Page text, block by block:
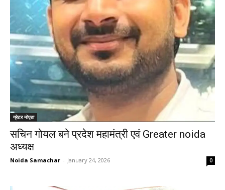
ग्रेटर नोएडा
सचिन गोयल बने प्रदेश महामंत्री एवं Greater noida
अध्यक्ष
Noida Samachar - January 24, 2026 0